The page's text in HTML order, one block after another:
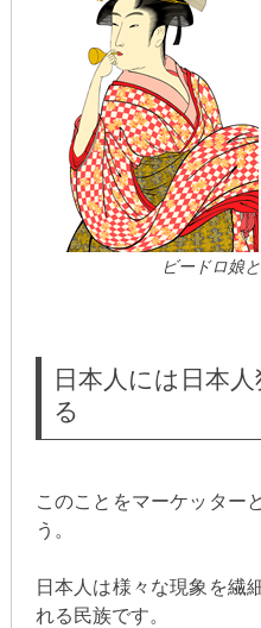
ビードロ娘
日本人には日本
る
このことをマーケッター
う。
日本人は様々な現象を繊
れる民族です。